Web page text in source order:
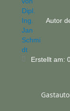
Autor
Erstellt am: